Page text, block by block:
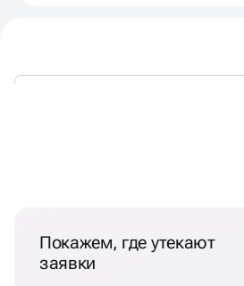
Покажем, где утекают
заявки